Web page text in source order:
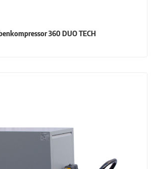
360 DUO TECH